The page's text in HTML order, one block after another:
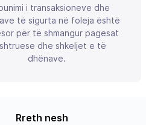
i transaksioneve dhe
të sigurta në foleja është
për të shmangur pagesat
dhe shkeljet e të
dhënave.
Rreth nesh